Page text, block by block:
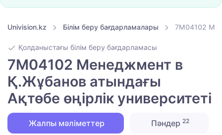
Univision.kz Білім беру бағдарламалары 7M04102
Қолданыстағы білім беру бағдарламасы
7M04102 Менеджмент в
Қ.Жұбанов атындағы
Ақтөбе өңірлік университеті
Жалпы мәліметтер Пәндер 22